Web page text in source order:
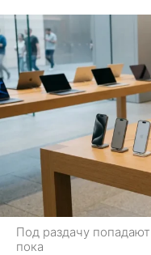
Под раздачу
пока